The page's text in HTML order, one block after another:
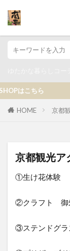
HOME 京都
京都観光ア
①生け花体験
②クラフト 御
③ステンドグ